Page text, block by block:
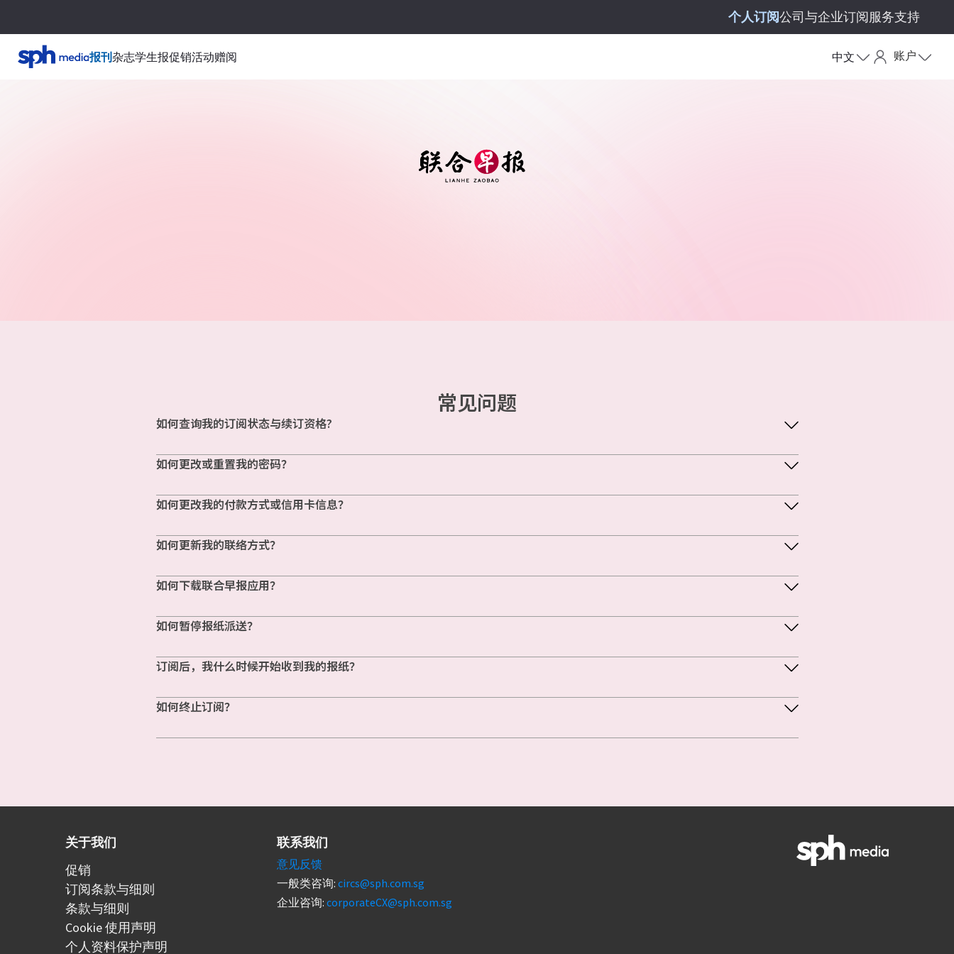
个人订阅公司与企业订阅服务支持
报刊杂志学生报促销活动赠阅 中文 账户
常见问题
如何查询我的订阅状态与续订资格?
如何更改或重置我的密码？
如何更改我的付款方式或信用卡信息？
如何更新我的联络方式？
如何下载联合早报应用？
如何暂停报纸派送？
订阅后，我什么时候开始收到我的报纸？
如何终止订阅？
关于我们
促销
订阅条款与细则
条款与细则
Cookie 使用声明
个人资料保护声明
联系我们
意见反馈
一般类咨询: circs@sph.com.sg
企业咨询: corporateCX@sph.com.sg